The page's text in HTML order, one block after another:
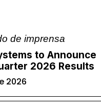
de imprensa
to Announce
2026 Results
2026